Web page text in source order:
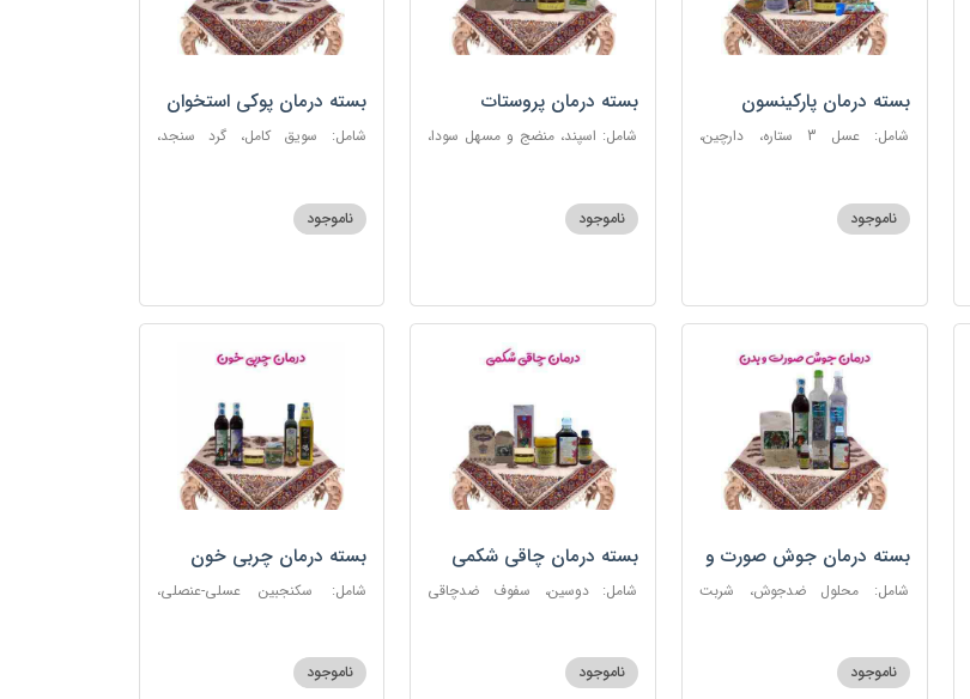
بسته درمان پارکینسون
شامل: عسل 3 ستاره، دارچین،
گل، حب تقویت حافظه
ناموجود
بسته درمان پروستات
شامل: اسپند، منضج و مسهل سودا،
ناموجود
بسته درمان پوکی استخوان
شامل: سویق کامل، گرد سنجد،
ناموجود
بسته درمان جوش صورت و
بدن
شامل: محلول ضدجوش، شربت
خاکشیر، صابون شغاری قهوه ای،
روغن و قطره بنفشه
ناموجود
بسته درمان چاقی شکمی
شامل: دوسین، سفوف ضدچاقی
ناموجود
بسته درمان چربی خون
شامل: سکنجبین عسلی-عنصلی،
ناموجود